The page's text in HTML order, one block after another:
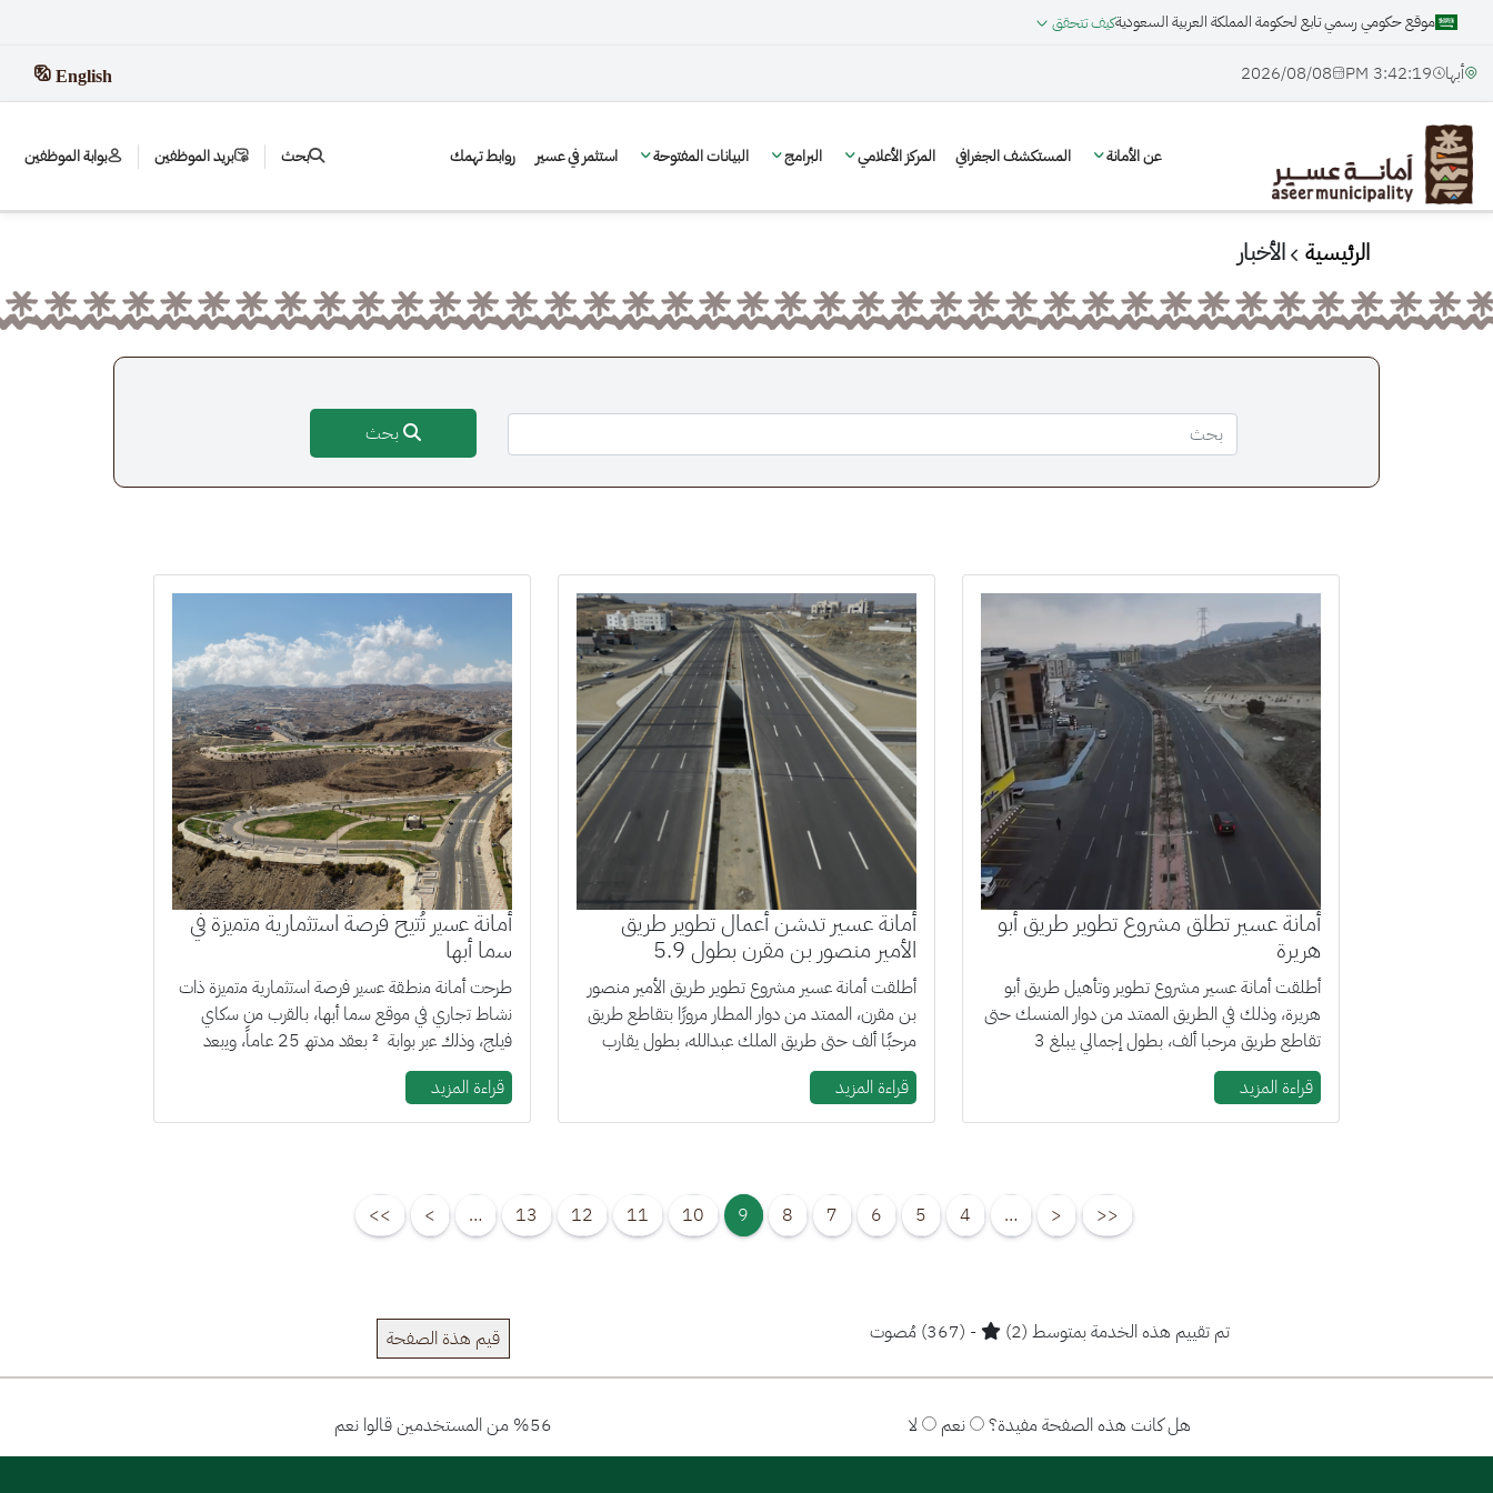
موقع حكومي رسمي تابع لحكومة المملكة العربية السعوديةكيف تتحقق
أبها 3:42:20 PM
08‏/08‏/2026
English
عن الأمانة المستكشف الجغرافي المركز الأعلامي البرامج البيانات المفتوحة استثمر في عسير روابط تهمك بحث بريد الموظفين بوابة الموظفين
الرئيسية الأخبار
بحث
أمانة عسير تطلق مشروع تطوير طريق أبو
هريرة
أطلقت أمانة عسير مشروع تطوير وتأهيل طريق أبو
هريرة، وذلك في الطريق الممتد من دوار المنسك حتى
تقاطع طريق مرحبا ألف، بطول إجمالي يبلغ 3
كيلومترات. وي...
قراءة المزيد
أمانة عسير تدشن أعمال تطوير طريق
الأمير منصور بن مقرن بطول 5.9
كيلومترات
أطلقت أمانة عسير مشروع تطوير طريق الأمير منصور
بن مقرن، الممتد من دوار المطار مرورًا بتقاطع طريق
مرحبًا ألف حتى طريق الملك عبدالله، بطول يقارب
5.9 كيل...
قراءة المزيد
أﻣﺎﻧﺔ ﻋﺳﯾر ﺗُﺗﯾﺢ ﻓرﺻﺔ اﺳﺗﺛﻣﺎرﯾﺔ ﻣﺗﻣﯾزة ﻓﻲ
ﺳﻣﺎ أﺑﮭﺎ
طرﺣت أﻣﺎﻧﺔ ﻣﻧطﻘﺔ ﻋﺳﯾر ﻓرﺻﺔ اﺳﺗﺛﻣﺎرﯾﺔ ﻣﺗﻣﯾزة ذات
ﻧﺷﺎط ﺗﺟﺎري ﻓﻲ ﻣوﻗﻊ ﺳﻣﺎ أﺑﮭﺎ، ﺑﺎﻟﻘرب ﻣن ﺳﻛﺎي
ﻓﯾﻠﺞ، وذﻟك ﻋﺑر ﺑواﺑﺔ ² ﺑﻌﻘد ﻣدﺗﮫ 25 ﻋﺎﻣﺎً، وﯾﺑﻌد
اﻟﻣوﻗﻊ...
قراءة المزيد
<<
<
…
4
5
6
7
8
9
10
11
12
13
…
>
>>
تم تقييم هذه الخدمة بمتوسط (2) - (367) مُصوت قيم هذة الصفحة
هل كانت هذه الصفحة مفيدة؟ نعم لا %56 من المستخدمين قالوا نعم